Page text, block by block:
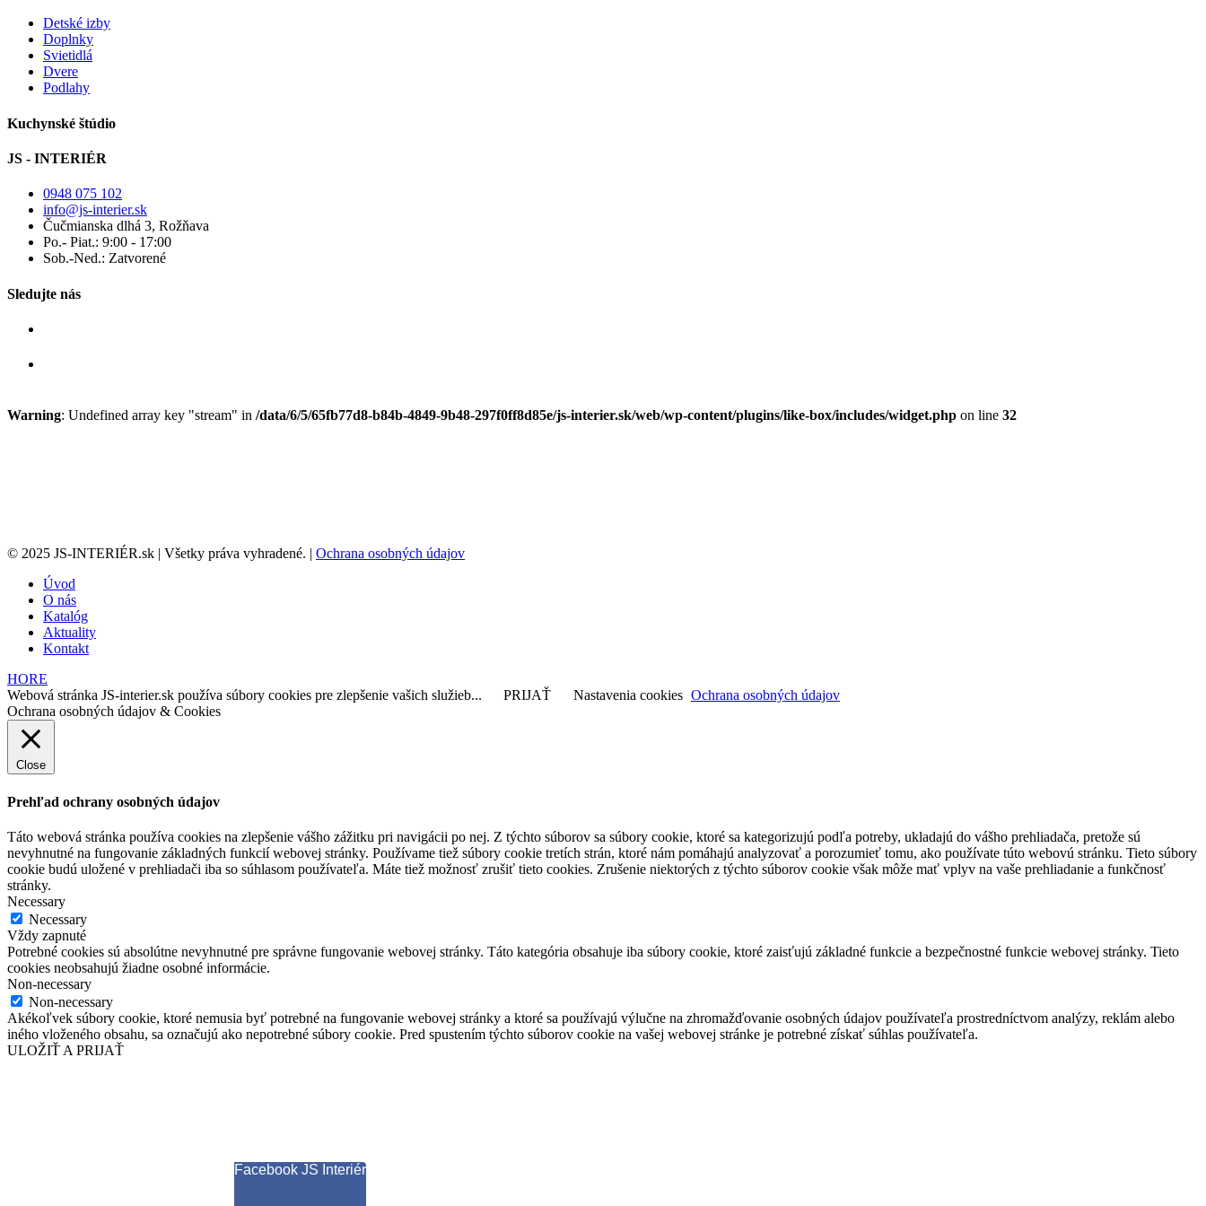
Detské izby
Doplnky
Svietidlá
Dvere
Podlahy
Kuchynské štúdio
JS - INTERIÉR
0948 075 102
info@js-interier.sk
Čučmianska dlhá 3, Rožňava
Po.- Piat.: 9:00 - 17:00
Sob.-Ned.: Zatvorené
Sledujte nás
Warning: Undefined array key "stream" in /data/6/5/65fb77d8-b84b-4849-9b48-297f0ff8d85e/js-interier.sk/web/wp-content/plugins/like-box/includes/widget.php on line 32
© 2025 JS-INTERIÉR.sk | Všetky práva vyhradené. | Ochrana osobných údajov
Úvod
O nás
Katalóg
Aktuality
Kontakt
HORE
Webová stránka JS-interier.sk používa súbory cookies pre zlepšenie vašich služieb...
PRIJAŤ Nastavenia cookies Ochrana osobných údajov
Ochrana osobných údajov & Cookies
Close
Prehľad ochrany osobných údajov
Táto webová stránka používa cookies na zlepšenie vášho zážitku pri navigácii po nej. Z týchto súborov sa súbory cookie, ktoré sa kategorizujú podľa potreby, ukladajú do vášho prehliadača, pretože sú
nevyhnutné na fungovanie základných funkcií webovej stránky. Používame tiež súbory cookie tretích strán, ktoré nám pomáhajú analyzovať a porozumieť tomu, ako používate túto webovú stránku. Tieto súbory
cookie budú uložené v prehliadači iba so súhlasom používateľa. Máte tiež možnosť zrušiť tieto cookies. Zrušenie niektorých z týchto súborov cookie však môže mať vplyv na vaše prehliadanie a funkčnosť
stránky.
Necessary
Necessary
Vždy zapnuté
Potrebné cookies sú absolútne nevyhnutné pre správne fungovanie webovej stránky. Táto kategória obsahuje iba súbory cookie, ktoré zaisťujú základné funkcie a bezpečnostné funkcie webovej stránky. Tieto
cookies neobsahujú žiadne osobné informácie.
Non-necessary
Non-necessary
Akékoľvek súbory cookie, ktoré nemusia byť potrebné na fungovanie webovej stránky a ktoré sa používajú výlučne na zhromažďovanie osobných údajov používateľa prostredníctvom analýzy, reklám alebo
iného vloženého obsahu, sa označujú ako nepotrebné súbory cookie. Pred spustením týchto súborov cookie na vašej webovej stránke je potrebné získať súhlas používateľa.
ULOŽIŤ A PRIJAŤ
Facebook JS Interiér